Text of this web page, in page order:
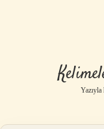
Yazıyla